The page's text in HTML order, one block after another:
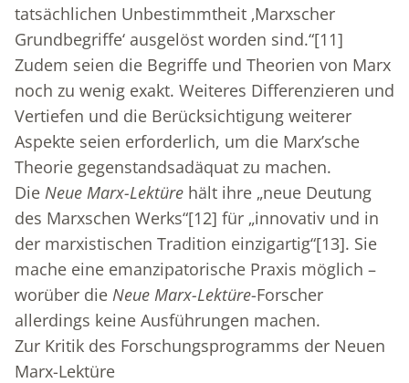
tatsächlichen Unbestimmtheit ‚Marxscher
Grundbegriffe‘ ausgelöst worden sind.“[11]
Zudem seien die Begriffe und Theorien von Marx
noch zu wenig exakt. Weiteres Differenzieren und
Vertiefen und die Berücksichtigung weiterer
Aspekte seien erforderlich, um die Marx’sche
Theorie gegenstandsadäquat zu machen.
Die Neue Marx-Lektüre hält ihre „neue Deutung
des Marxschen Werks“[12] für „innovativ und in
der marxistischen Tradition einzigartig“[13]. Sie
mache eine emanzipatorische Praxis möglich –
worüber die Neue Marx-Lektüre-Forscher
allerdings keine Ausführungen machen.
Zur Kritik des Forschungsprogramms der Neuen
Marx-Lektüre